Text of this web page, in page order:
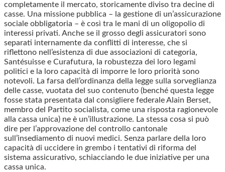
completamente il mercato, storicamente diviso tra decine di
casse. Una missione pubblica – la gestione di un’assicurazione
sociale obbligatoria – è così tra le mani di un oligopolio di
interessi privati. Anche se il grosso degli assicuratori sono
separati internamente da conflitti di interesse, che si
riflettono nell’esistenza di due associazioni di categoria,
Santésuisse e Curafutura, la robustezza dei loro legami
politici e la loro capacità di imporre le loro priorità sono
notevoli. La farsa dell’ordinanza della legge sulla sorveglianza
delle casse, vuotata del suo contenuto (benché questa legge
fosse stata presentata dal consigliere federale Alain Berset,
membro del Partito socialista, come una risposta ragionevole
alla cassa unica) ne è un’illustrazione. La stessa cosa si può
dire per l’approvazione del controllo cantonale
sull’insediamento di nuovi medici. Senza parlare della loro
capacità di uccidere in grembo i tentativi di riforma del
sistema assicurativo, schiacciando le due iniziative per una
cassa unica.